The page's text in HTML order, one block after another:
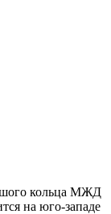
кольца МЖД
на юго-западе